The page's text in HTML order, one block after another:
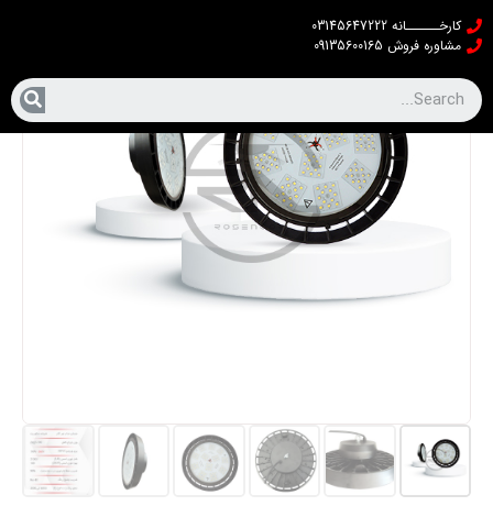
کارخــــــانه 03145647222
مشاوره فروش 09135600165